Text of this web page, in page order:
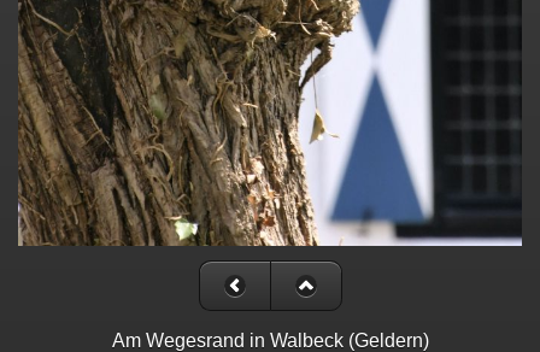
Am Wegesrand in Walbeck (Geldern)